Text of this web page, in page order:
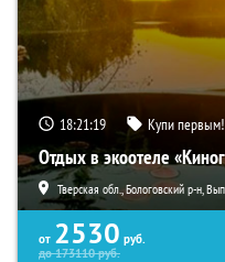
18:21:18 Купи первым!
Отдых в экоотеле
Тверская обл., Бологовский р-н,
от 2530 руб.
до173110руб.